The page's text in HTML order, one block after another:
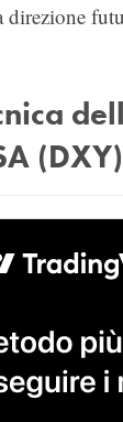
(DXY)